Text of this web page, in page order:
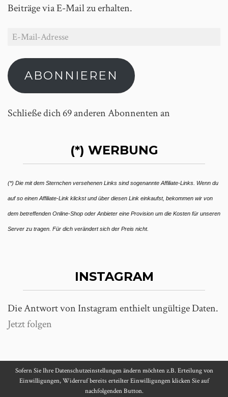
Beiträge via E-Mail zu erhalten.
ABONNIEREN
Schließe dich 69 anderen Abonnenten an
(*) WERBUNG
(*) Die mit dem Sternchen versehenen Links sind sogenannte Affiliate-Links. Wenn du
auf so einen Affiliate-Link klickst und über diesen Link einkaufst, bekommen wir von
dem betreffenden Online-Shop oder Anbieter eine Provision um die Kosten für unseren
Server zu tragen. Für dich verändert sich der Preis nicht.
INSTAGRAM
Die Antwort von Instagram enthielt ungültige Daten.
Jetzt folgen
VOM UNTERWEGS SEIN UND FOTOGRAFIEREN
Sofern Sie Ihre Datenschutzeinstellungen ändern möchten z.B. Erteilung von
Einwilligungen, Widerruf bereits erteilter Einwilligungen klicken Sie auf
nachfolgenden Button.